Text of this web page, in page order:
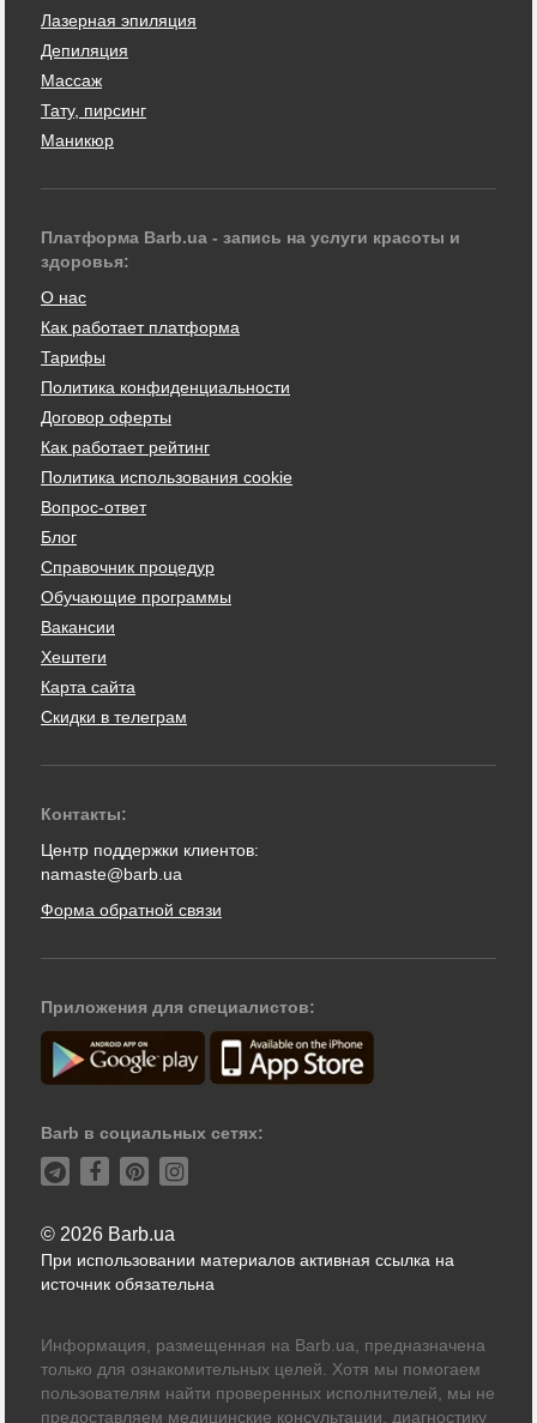
Лазерная эпиляция
Депиляция
Массаж
Тату, пирсинг
Маникюр
Платформа Barb.ua - запись на услуги красоты и
здоровья:
О нас
Как работает платформа
Тарифы
Политика конфиденциальности
Договор оферты
Как работает рейтинг
Политика использования cookie
Вопрос-ответ
Блог
Справочник процедур
Обучающие программы
Вакансии
Хештеги
Карта сайта
Скидки в телеграм
Контакты:
Центр поддержки клиентов:
namaste@barb.ua
Форма обратной связи
Приложения для специалистов:
Barb в социальных сетях:
© 2026 Barb.ua
При использовании материалов активная ссылка на
источник обязательна
Информация, размещенная на Barb.ua, предназначена
только для ознакомительных целей. Хотя мы помогаем
пользователям найти проверенных исполнителей, мы не
предоставляем медицинские консультации, диагностику